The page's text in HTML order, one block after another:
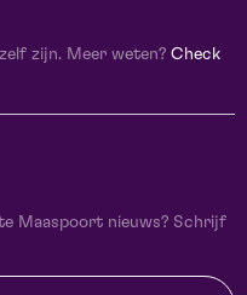
zijn. Meer weten? Check
Maaspoort nieuws? Schrijf